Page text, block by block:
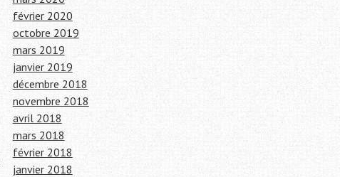
février 2020
octobre 2019
mars 2019
janvier 2019
décembre 2018
novembre 2018
avril 2018
mars 2018
février 2018
janvier 2018